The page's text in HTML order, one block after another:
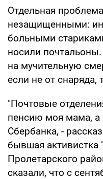
Отдельная
незащищенными:
больными
носили
на мучительную
если не от снаряда,
"Почтовые
пенсию моя мама, а
Сбербанка, -
бывшая активистка
Пролетарского
сказали, что с